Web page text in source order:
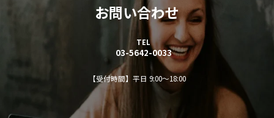
お問い合わせ
TEL
03-5642-0033
【受付時間】平日 9:00～18:00